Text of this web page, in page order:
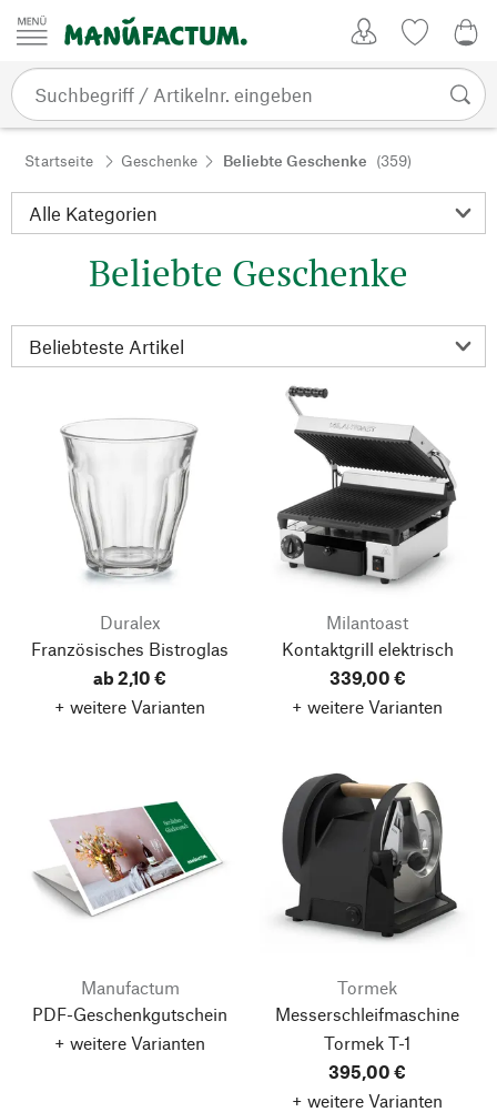
Zum Inhalt springen
Startseite Geschenke Beliebte Geschenke (359)
Beliebte Geschenke
Duralex
Französisches Bistroglas
ab 2,10 €
+ weitere Varianten
Milantoast
Kontaktgrill elektrisch
339,00 €
+ weitere Varianten
Manufactum
PDF-Geschenkgutschein
+ weitere Varianten
Tormek
Messerschleifmaschine
Tormek T-1
395,00 €
+ weitere Varianten